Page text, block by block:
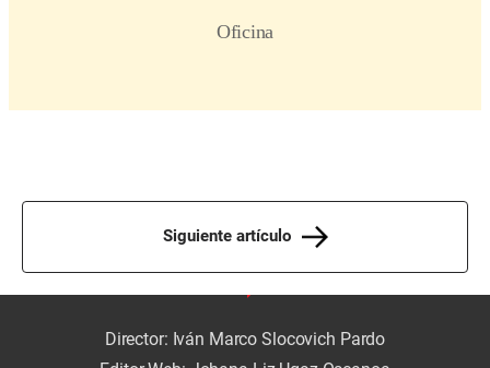
Siguiente artículo
Director: Iván Marco Slocovich Pardo